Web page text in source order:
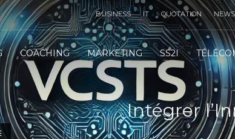
STRATÉGIE
3 ITSERVICES
|VCSTS F.A.Q| Merci !
BUSINESS IT QUOTATION NEWS
COACHING MARKETING SS2I
Intégrer